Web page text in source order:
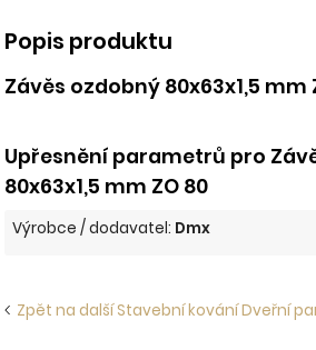
Popis produktu
Závěs ozdobný 80x63x1,5 mm
Upřesnění parametrů pro
80x63x1,5 mm ZO 80
Výrobce / dodavatel: Dmx
Zpět na další Stavební kování Dveřní